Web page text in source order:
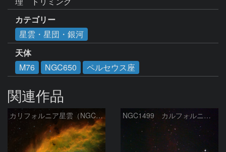
カテゴリー
星雲・星団・銀河
天体
M76
NGC650 ペルセウス座
関連作品
カリフォルニア星雲（NGC 1499） NGC1499 カルフォルニア星雲